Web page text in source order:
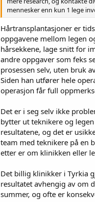
mennesker enn kun 1 lege
Hårtransplantasjoner er
oppgavene mellom legen
hårsekkene, lage snitt for
andre oppgaver som feks
prosessen selv, uten bruk
Siden han utfører hele
operasjon får full
Det er i seg selv ikke
bytter ut teknikere og
resultatene, og det er
team med teknikere på en
etter er om klinikken eller
Det billig klinikker i Tyrkia
resultatet avhengig av om
summer, og ofte er